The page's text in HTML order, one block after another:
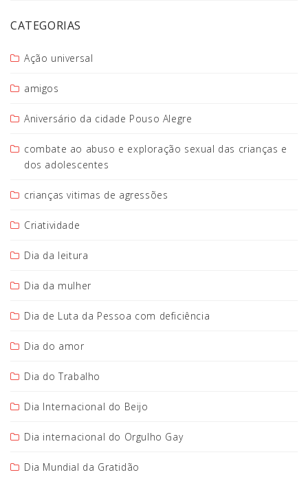
CATEGORIAS
Ação universal
amigos
Aniversário da cidade Pouso Alegre
combate ao abuso e exploração sexual das crianças e
dos adolescentes
crianças vitimas de agressões
Criatividade
Dia da leitura
Dia da mulher
Dia de Luta da Pessoa com deficiência
Dia do amor
Dia do Trabalho
Dia Internacional do Beijo
Dia internacional do Orgulho Gay
Dia Mundial da Gratidão